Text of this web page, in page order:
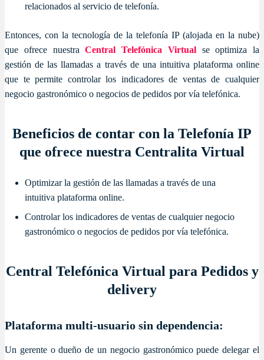
relacionados al servicio de telefonía.
Entonces, con la tecnología de la telefonía IP (alojada en la nube)
que ofrece nuestraCentral Telefónica Virtualse optimiza la
gestión de las llamadas a través de una intuitiva plataforma online
que te permite controlar los indicadores de ventas de cualquier
negocio gastronómico o negocios de pedidos por vía telefónica.
Beneficios de contar con la Telefonía IP
que ofrece nuestra Centralita Virtual
Optimizar la gestión de las llamadas a través de una
intuitiva plataforma online.
Controlar los indicadores de ventas de cualquier negocio
gastronómico o negocios de pedidos por vía telefónica.
Central Telefónica Virtual para Pedidos y
delivery
Plataforma multi-usuario sin dependencia:
Un gerente o dueño de un negocio gastronómico puede delegar el